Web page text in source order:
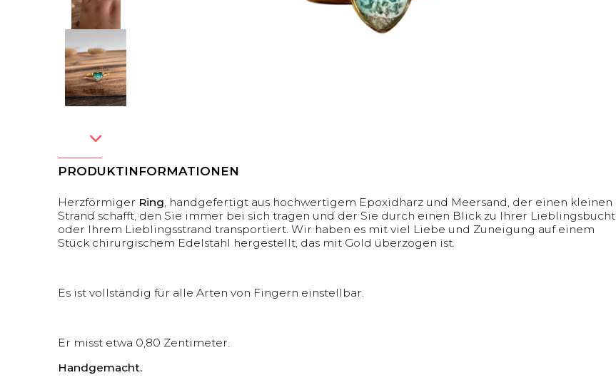
PRODUKTINFORMATIONEN
Herzförmiger Ring, handgefertigt aus hochwertigem Epoxidharz und Meersand, der einen kleinen
Strand schafft, den Sie immer bei sich tragen und der Sie durch einen Blick zu Ihrer Lieblingsbucht
oder Ihrem Lieblingsstrand transportiert. Wir haben es mit viel Liebe und Zuneigung auf einem
Stück chirurgischem Edelstahl hergestellt, das mit Gold überzogen ist.
Es ist vollständig für alle Arten von Fingern einstellbar.
Er misst etwa 0,80 Zentimeter.
Handgemacht.